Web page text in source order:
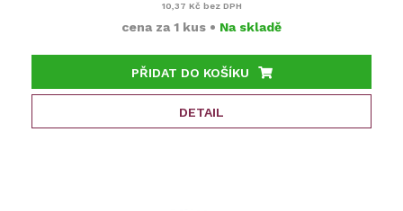
10,37 Kč bez DPH
cena za 1 kus • Na skladě
PŘIDAT DO KOŠÍKU
DETAIL